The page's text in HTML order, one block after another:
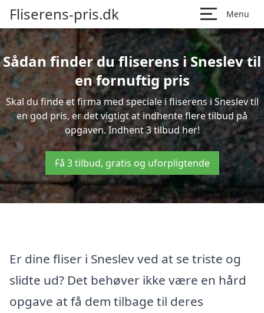
Fliserens-pris.dk Menu
Sådan finder du fliserens i Sneslev til
en fornuftig pris
Skal du finde et firma med speciale i fliserens i Sneslev til
en god pris, er det vigtigt at indhente flere tilbud på
opgaven. Indhent 3 tilbud her!
Få 3 tilbud, gratis og uforpligtende
Er dine fliser i Sneslev ved at se triste og
slidte ud? Det behøver ikke være en hård
opgave at få dem tilbage til deres